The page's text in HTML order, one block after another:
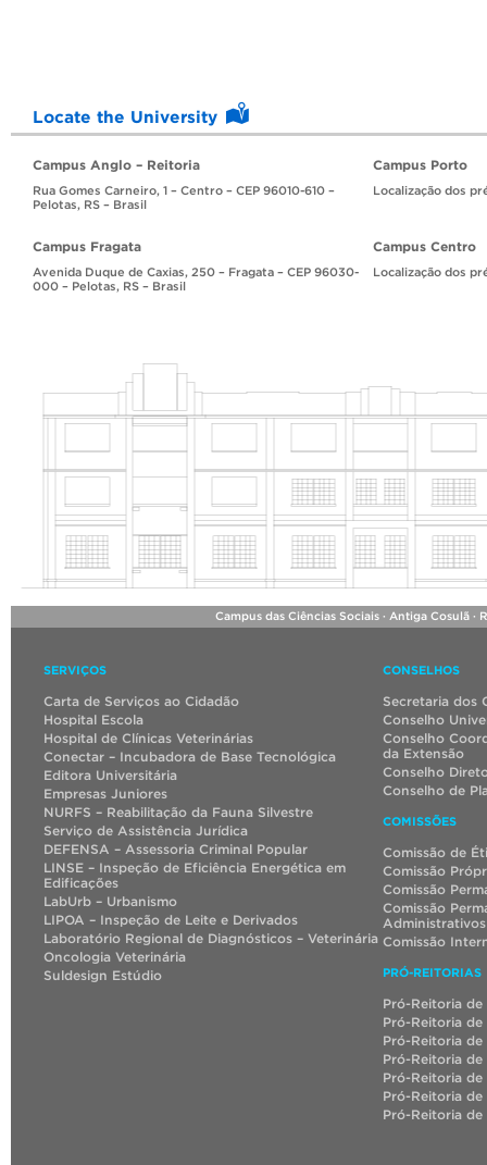
Locate the University
Campus Anglo – Reitoria
Rua Gomes Carneiro, 1 – Centro – CEP 96010-610 –
Pelotas, RS – Brasil
Campus Porto
Localização dos
Campus Fragata
Avenida Duque de Caxias, 250 – Fragata – CEP 96030-
000 – Pelotas, RS – Brasil
Campus Centro
Localização dos
Campus das Ciências Sociais · Antiga Cosulã
SERVIÇOS
Carta de Serviços ao Cidadão
Hospital Escola
Hospital de Clínicas Veterinárias
Conectar – Incubadora de Base Tecnológica
Editora Universitária
Empresas Juniores
NURFS – Reabilitação da Fauna Silvestre
Serviço de Assistência Jurídica
DEFENSA – Assessoria Criminal Popular
LINSE – Inspeção de Eficiência Energética em
Edificações
LabUrb – Urbanismo
LIPOA – Inspeção de Leite e Derivados
Laboratório Regional de Diagnósticos – Veterinária
Oncologia Veterinária
Suldesign Estúdio
CONSELHOS
Secretaria dos
Conselho
Conselho
da Extensão
Conselho
Conselho de
COMISSÕES
Comissão de
Comissão
Comissão
Comissão
Administrativos
Comissão
PRÓ-REITORIAS
Pró-Reitoria
Pró-Reitoria
Pró-Reitoria
Pró-Reitoria de
Pró-Reitoria de
Pró-Reitoria de
Pró-Reitoria